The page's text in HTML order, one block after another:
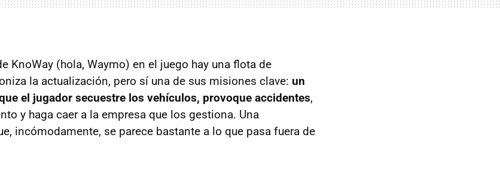
KnoWay (hola, Waymo) en el juego hay una flota de
la actualización, pero sí una de sus misiones clave: un
el jugador secuestre los vehículos, provoque accidentes,
y haga caer a la empresa que los gestiona. Una
incómodamente, se parece bastante a lo que pasa fuera de